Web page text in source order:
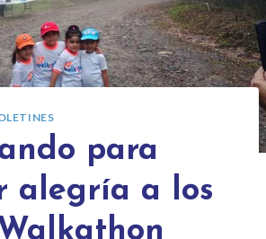
para
alegría a los
Walkathon